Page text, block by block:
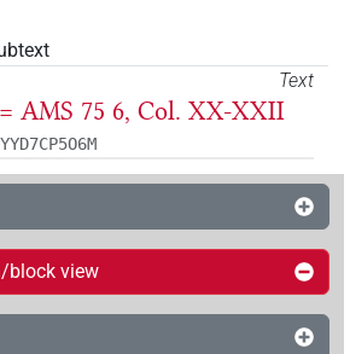
Text
AMS 75 6, Col. XX-XXII
block view